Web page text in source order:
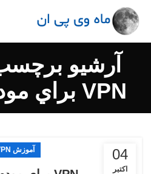
آرشیو
VPN براي مودم ايرانسل
04
اکتبر
آموزش VPN